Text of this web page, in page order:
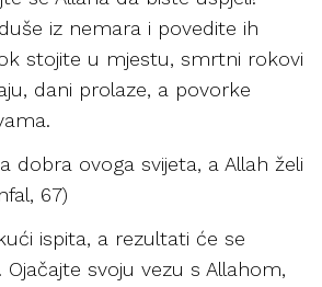
iz nemara i povedite ih
stojite u mjestu, smrtni rokovi
dani prolaze, a povorke
dobra ovoga svijeta, a Allah želi
67)
ispita, a rezultati će se
svoju vezu s Allahom,